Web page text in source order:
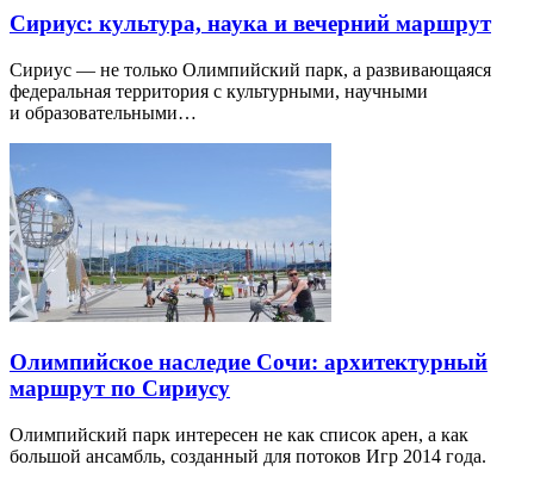
Сириус: культура, наука и вечерний маршрут
Сириус — не только Олимпийский парк, а развивающаяся
федеральная территория с культурными, научными
и образовательными…
Олимпийское наследие Сочи: архитектурный
маршрут по Сириусу
Олимпийский парк интересен не как список арен, а как
большой ансамбль, созданный для потоков Игр 2014 года.